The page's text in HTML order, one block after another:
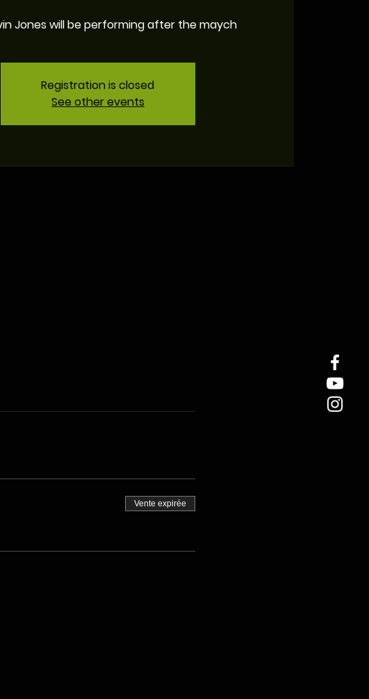
Jones will be performing after the maych
Registration is closed
See other events
Vente expirée